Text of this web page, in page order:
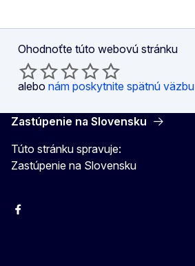
Ohodnoťte túto webovú stránku
alebo nám poskytnite spätnú väzbu
Zastúpenie na Slovensku
Túto stránku spravuje:
Zastúpenie na Slovensku
Facebook